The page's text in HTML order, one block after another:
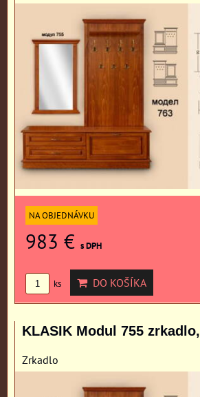
NA OBJEDNÁVKU
983 € s DPH
ks DO KOŠÍKA
KLASIK Modul 755
Zrkadlo